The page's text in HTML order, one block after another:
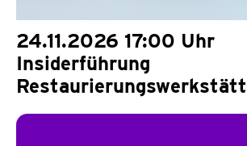
24.11.2026 17:00 Uhr
Insiderführung